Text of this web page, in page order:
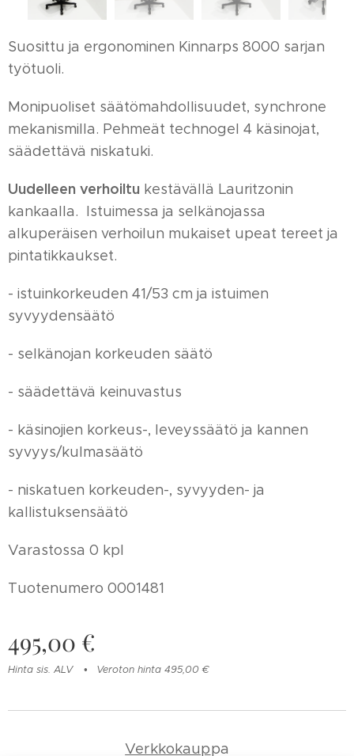
Suosittu ja ergonominen Kinnarps 8000 sarjan
työtuoli.
Monipuoliset säätömahdollisuudet, synchrone
mekanismilla. Pehmeät technogel 4 käsinojat,
säädettävä niskatuki.
Uudelleen verhoiltu kestävällä Lauritzonin
kankaalla. Istuimessa ja selkänojassa
alkuperäisen verhoilun mukaiset upeat tereet ja
pintatikkaukset.
- istuinkorkeuden 41/53 cm ja istuimen
syvyydensäätö
- selkänojan korkeuden säätö
- säädettävä keinuvastus
- käsinojien korkeus-, leveyssäätö ja kannen
syvyys/kulmasäätö
- niskatuen korkeuden-, syvyyden- ja
kallistuksensäätö
Varastossa 0 kpl
Tuotenumero 0001481
495,00 €
Hinta sis. ALV Veroton hinta 495,00 €
Verkkokauppa